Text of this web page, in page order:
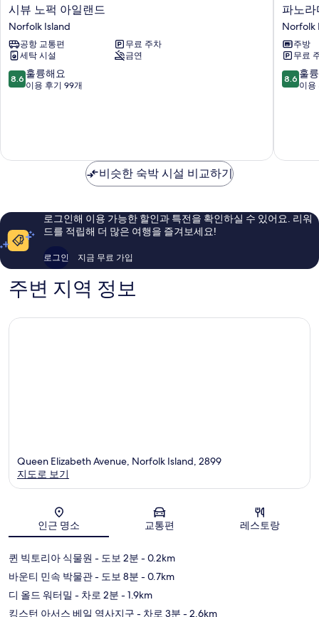
시
뷰
노
퍽
아
일
랜
시뷰 노퍽 아일랜드
Norfolk Island
공항 교통편
무료 주차
세탁 시설
금연
10
점
훌
이
후
기
8.6 훌륭해요
이용 후기 99개
파
노
라
마
시
사
이
트
파노
Norfolk
주방
무료
10
점
훌
이
용
8.6 훌
이용
비슷한 숙박 시설 비교하기
로그인해 이용 가능한 할인과 특전을 확인하실 수 있어요. 리워
드를 적립해 더 많은 여행을 즐겨보세요!
로그인 지금 무료 가입
주변 지역 정보
지도
Queen Elizabeth Avenue, Norfolk Island, 2899
지도로 보기
인근 명소 교통편 레스토랑
퀸 빅토리아 식물원 - 도보 2분 - 0.2km
바운티 민속 박물관- 도보 8분 - 0.7km
디 올드 워터밀 - 차로 2분 - 1.9km
킹스턴 아서스 베일 역사지구 - 차로 3분 - 2.6km